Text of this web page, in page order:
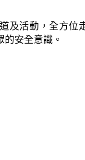
及活動，全方位
安全意識。